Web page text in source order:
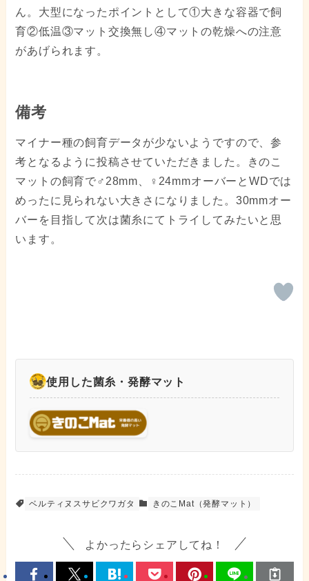
ん。大型になったポイントとして①大きな容器で飼
育②低温③マット交換無し④マットの乾燥への注意
があげられます。
備考
マイナー種の飼育データが少ないようですので、参
考となるように投稿させていただきました。きのこ
マットの飼育で♂28mm、♀24mmオーバーとWDでは
めったに見られない大きさになりました。30mmオー
バーを目指して次は菌糸にてトライしてみたいと思
います。
使用した菌糸・発酵マット
ベルティヌスサビクワガタ きのこMat（発酵マット）
よかったらシェアしてね！